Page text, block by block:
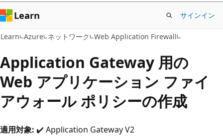
ッ
プ
Learn サインイン
Learn Azure ネットワーク Web Application Firewall
Application Gateway 用の
Web アプリケーション ファイ
アウォール ポリシーの作成
適用対象: ✔️ Application Gateway V2